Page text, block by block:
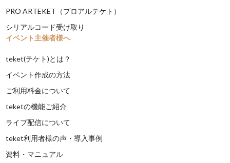
PRO ARTEKET（プロアルテケト）
シリアルコード受け取り
イベント主催者様へ
teket(テケト)とは？
イベント作成の方法
ご利用料金について
teketの機能ご紹介
ライブ配信について
teket利用者様の声・導入事例
資料・マニュアル